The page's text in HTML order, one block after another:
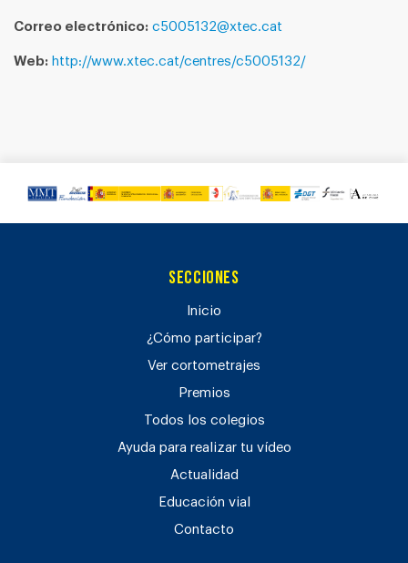
Correo electrónico: c5005132@xtec.cat
Web: http://www.xtec.cat/centres/c5005132/
Secciones
Inicio
¿Cómo participar?
Ver cortometrajes
Premios
Todos los colegios
Ayuda para realizar tu vídeo
Actualidad
Educación vial
Contacto